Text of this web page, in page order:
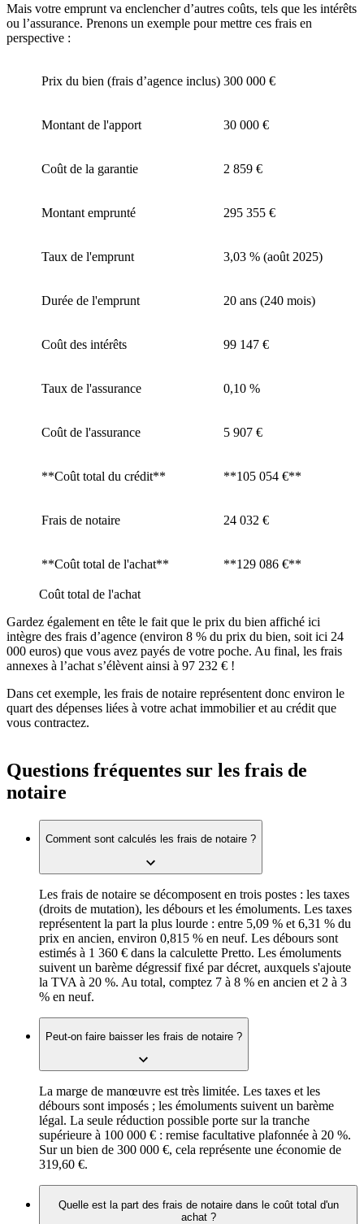
Mais votre emprunt va enclencher d’autres coûts, tels que les intérêts
ou l’assurance. Prenons un exemple pour mettre ces frais en
perspective :
Prix du bien (frais d’agence inclus) 300 000 €
Montant de l'apport 30 000 €
Coût de la garantie 2 859 €
Montant emprunté 295 355 €
Taux de l'emprunt 3,03 % (août 2025)
Durée de l'emprunt 20 ans (240 mois)
Coût des intérêts 99 147 €
Taux de l'assurance 0,10 %
Coût de l'assurance 5 907 €
**Coût total du crédit** **105 054 €**
Frais de notaire 24 032 €
**Coût total de l'achat** **129 086 €**
Coût total de l'achat
Gardez également en tête le fait que le prix du bien affiché ici
intègre des frais d’agence (environ 8 % du prix du bien, soit ici 24
000 euros) que vous avez payés de votre poche. Au final, les frais
annexes à l’achat s’élèvent ainsi à 97 232 € !
Dans cet exemple, les frais de notaire représentent donc environ le
quart des dépenses liées à votre achat immobilier et au crédit que
vous contractez.
Questions fréquentes sur les frais de
notaire
Comment sont calculés les frais de notaire ?
Les frais de notaire se décomposent en trois postes : les taxes
(droits de mutation), les débours et les émoluments. Les taxes
représentent la part la plus lourde : entre 5,09 % et 6,31 % du
prix en ancien, environ 0,815 % en neuf. Les débours sont
estimés à 1 360 € dans la calculette Pretto. Les émoluments
suivent un barème dégressif fixé par décret, auxquels s'ajoute
la TVA à 20 %. Au total, comptez 7 à 8 % en ancien et 2 à 3
% en neuf.
Peut-on faire baisser les frais de notaire ?
La marge de manœuvre est très limitée. Les taxes et les
débours sont imposés ; les émoluments suivent un barème
légal. La seule réduction possible porte sur la tranche
supérieure à 100 000 € : remise facultative plafonnée à 20 %.
Sur un bien de 300 000 €, cela représente une économie de
319,60 €.
Quelle est la part des frais de notaire dans le coût total d'un
achat ?